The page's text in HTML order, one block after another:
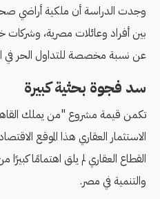
وجدت الدراسة أن ملكية أراضي
بين أفراد وعائلات مصرية، وشركات
عن نسبة مخصصة للتداول الحر في
سد فجوة بحثية كبيرة
تكمن قيمة مشروع "من يملك
الاستثمار العقاري هذا الموقع
القطاع العقاري لم يلق اهتمامًا
والتنمية في مصر.